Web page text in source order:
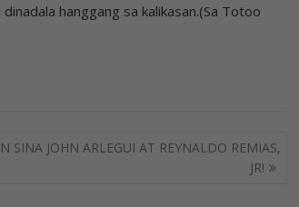
hanggang sa kalikasan.(Sa Totoo
SINA JOHN ARLEGUI AT REYNALDO REMIAS,
JR!